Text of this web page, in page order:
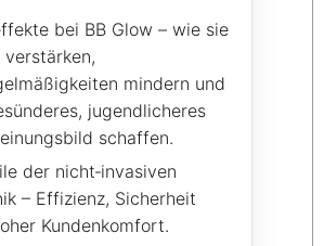
bei BB Glow – wie sie
verstärken,
mindern und
jugendlicheres
schaffen.
der nicht‑invasiven
– Effizienz, Sicherheit
Kundenkomfort.